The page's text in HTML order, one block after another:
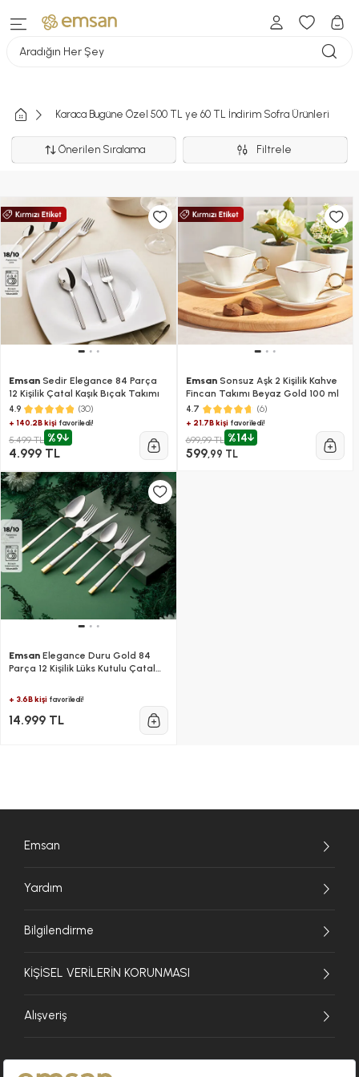
Aradığın Her Şey
Karaca Bugüne Özel 500 TL ye 60 TL İndirim Sofra Ürünleri
Önerilen Sıralama Filtrele
Emsan Sedir Elegance 84 Parça
12 Kişilik Çatal Kaşık Bıçak Takımı
4.9 (30)
+ 140.2B kişi favoriledi!
5.499 TL %9
4.999 TL
EmsanSonsuz Aşk 2 Kişilik Kahve
Fincan Takımı Beyaz Gold 100 ml
4.7 (6)
+ 21.7B kişifavoriledi!
699,99 TL %14
599,99 TL
Emsan Elegance Duru Gold 84
Parça 12 Kişilik Lüks Kutulu Çatal
+ 3.6B kişi favoriledi!
14.999 TL
Emsan
Yardım
Bilgilendirme
KİŞİSEL VERİLERİN KORUNMASI
Alışveriş